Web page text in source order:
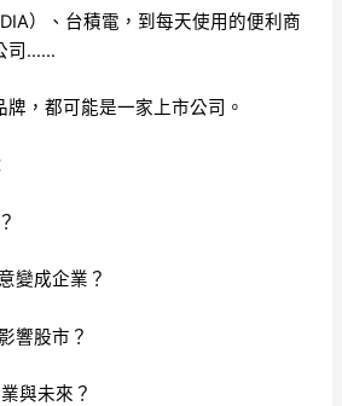
）、台積電，到每天使用的便利商
司……
，都可能是一家上市公司。
變成企業？
響股市？
與未來？